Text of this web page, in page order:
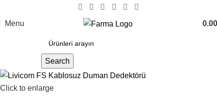
Menu 0.00
Search
Click to enlarge